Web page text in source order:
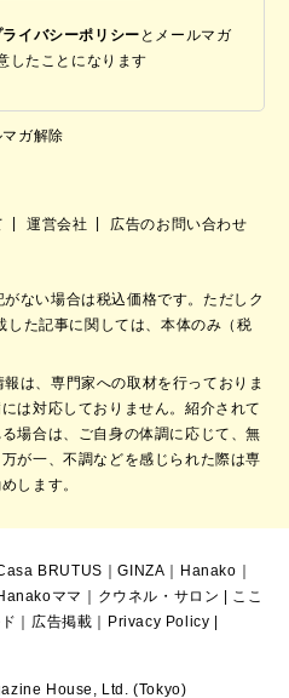
ライバシーポリシー と メールマガ
したことになります
マガ解除
運営会社
広告のお問い合わせ
ない場合は税込価格です。ただしク
た記事に関しては、本体のみ（税
は、専門家への取材を行っておりま
は対応しておりません。紹介されて
場合は、ご自身の体調に応じて、無
が一、不調などを感じられた際は専
します。
BRUTUS ｜GINZA ｜ Hanako ｜
ママ ｜ クウネル・サロン | ここ
｜ 広告掲載 ｜ Privacy Policy |
House, Ltd. (Tokyo)